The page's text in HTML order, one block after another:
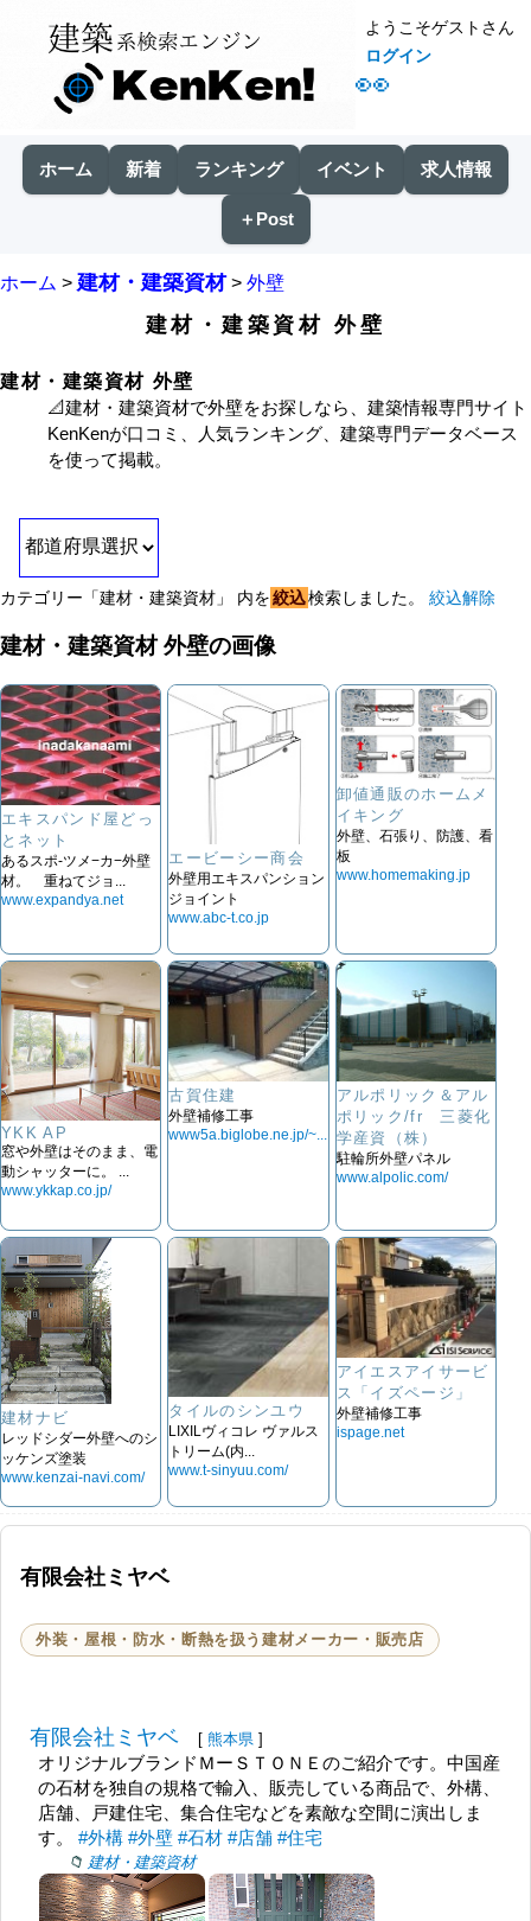
👀
ようこそゲストさん
ログイン
ホーム 新着 ランキング イベント 求人情報
＋Post
ホーム > 建材・建築資材> 外壁
建材・建築資材 外壁
建材・建築資材 外壁
📐建材・建築資材で外壁をお探しなら、建築情報専門サイト
KenKenが口コミ、人気ランキング、建築専門データベース
を使って掲載。
カテゴリー「建材・建築資材」 内を絞込検索しました。 絞込解除
建材・建築資材 外壁の画像
エキスパンド屋どっ
とネット
あるスポ-ツメ−カ−外壁
材。 重ねてジョ...
www.expandya.net
エービーシー商会
外壁用エキスパンション
ジョイント
www.abc-t.co.jp
卸値通販のホームメ
イキング
外壁、石張り、防護、看
板
www.homemaking.jp
YKK AP
窓や外壁はそのまま、電
動シャッターに。 ...
www.ykkap.co.jp/
古賀住建
外壁補修工事
www5a.biglobe.ne.jp/~...
アルポリック＆アル
ポリック/fr 三菱化
学産資（株）
駐輪所外壁パネル
www.alpolic.com/
建材ナビ
レッドシダー外壁へのシ
ッケンズ塗装
www.kenzai-navi.com/
タイルのシンユウ
LIXILヴィコレ ヴァルス
トリーム(内...
www.t-sinyuu.com/
アイエスアイサービ
ス「イズページ」
外壁補修工事
ispage.net
有限会社ミヤベ
外装・屋根・防水・断熱を扱う建材メーカー・販売店
有限会社ミヤベ [ 熊本県 ]
オリジナルブランドＭーＳＴＯＮＥのご紹介です。中国産
の石材を独自の規格で輸入、販売している商品で、外構、
店舗、戸建住宅、集合住宅などを素敵な空間に演出しま
す。#外構 #外壁 #石材 #店舗 #住宅
建材・建築資材